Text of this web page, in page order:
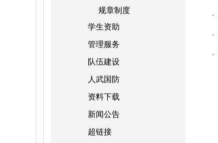
规章制度
学生资助
管理服务
队伍建设
人武国防
资料下载
新闻公告
超链接
・
・
・